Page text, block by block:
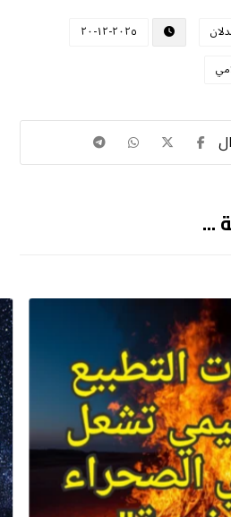
٢٠٢٥-١٢-٢٠
...